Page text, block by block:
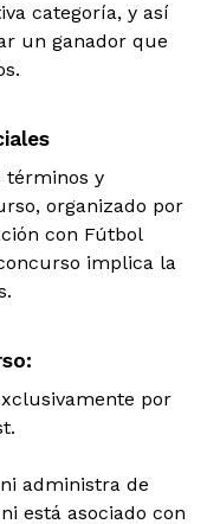
categoría, y así
un ganador que
términos y
organizado por
con Fútbol
implica la
por
administra de
está asociado con